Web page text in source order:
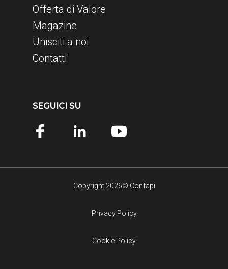
Offerta di Valore
Magazine
Unisciti a noi
Contatti
SEGUICI SU
Copyright 2026© Confapi
Privacy Policy
Cookie Policy